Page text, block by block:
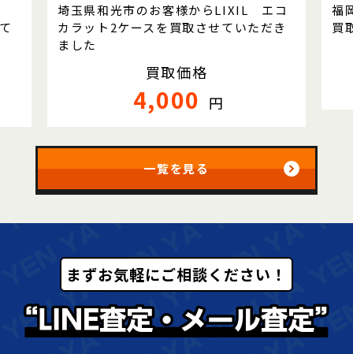
埼玉県和光市のお客様からLIXIL エコ
カラット2ケースを買取させていただき
ました
買取価格
4,000 円
福
買
一覧を見る
まずお気軽にご相談ください！